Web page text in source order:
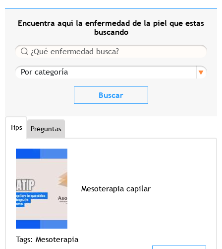
Encuentra aquí la enfermedad de la piel que estas
buscando
Buscar
Por categoría
Tips Preguntas
Mesoterapia capilar
Tags: Mesoterapia